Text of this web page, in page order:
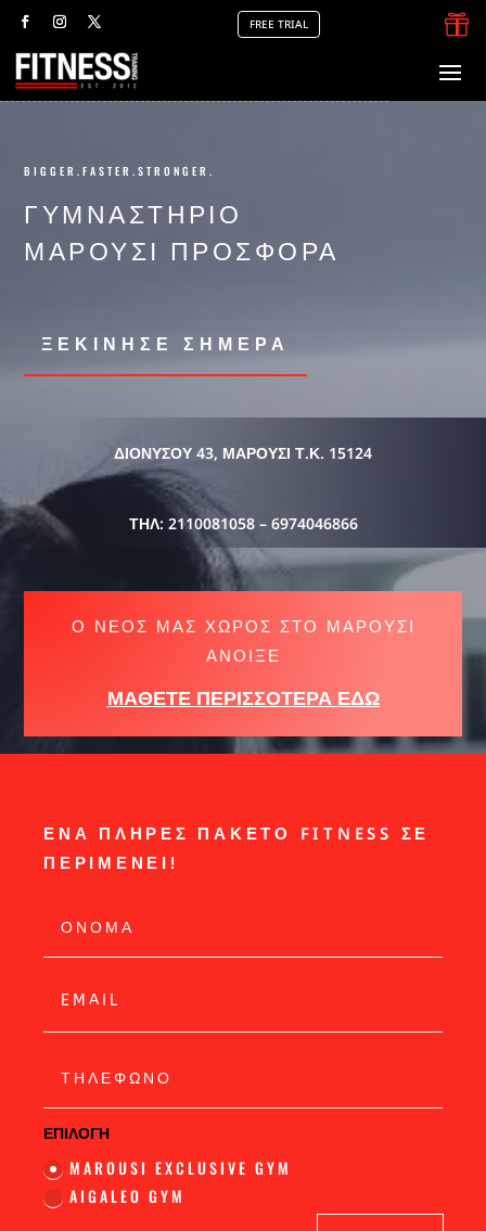
FREE TRIAL 
BIGGER.FASTER.STRONGER.
ΓΥΜΝΑΣΤΗΡΙΟ
ΜΑΡΟΥΣΙ ΠΡΟΣΦΟΡΑ
ΞΕΚΙΝΗΣΕ ΣΗΜΕΡΑ
ΔΙΟΝΎΣΟΥ 43, ΜΑΡΟΎΣΙ Τ.Κ. 15124
ΤΗΛ: 2110081058 – 6974046866
Ο ΝΈΟΣ ΜΑΣ ΧΏΡΟΣ ΣΤΟ ΜΑΡΟΎΣΙ
ΑΝΟΙΞΕ
ΜΑΘΕΤΕ ΠΕΡΙΣΣΟΤΕΡΑ ΕΔΩ
ΕΝΑ ΠΛΗΡΕΣ ΠΑΚΕΤΟ FITNESS ΣΕ
ΠΕΡΙΜΕΝΕΙ!
ΕΠΙΛΟΓΗ
MAROUSI EXCLUSIVE GYM
AIGALEO GYM